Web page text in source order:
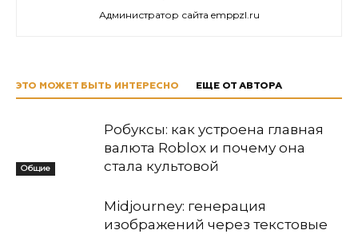
Администратор сайта emppzl.ru
ЭТО МОЖЕТ БЫТЬ ИНТЕРЕСНО ЕЩЕ ОТ АВТОРА
Общие
Робуксы: как устроена главная
валюта Roblox и почему она
стала культовой
Midjourney: генерация
изображений через текстовые